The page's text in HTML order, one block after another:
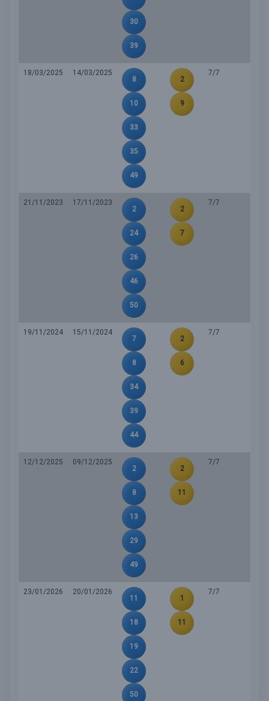
30
39
18/03/2025
14/03/2025
8
10
33
35
49
2
9
7/7
21/11/2023
17/11/2023
2
24
26
46
50
2
7
7/7
19/11/2024
15/11/2024
7
8
34
39
44
2
6
7/7
12/12/2025
09/12/2025
2
8
13
29
49
2
11
7/7
23/01/2026
20/01/2026
11
18
19
22
50
1
11
7/7